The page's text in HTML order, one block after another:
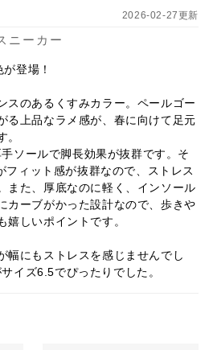
2026-02-27更新
ニーカー
登場！
スのあるくすみカラー。ペールゴー
る上品なラメ感が、春に向けて足元
。
ソールで脚長効果が抜群です。そ
ィット感が抜群なので、ストレス
また、厚底なのに軽く、インソール
カーブがかった設計なので、歩きや
嬉しいポイントです。
幅にもストレスを感じませんでし
イズ6.5でぴったりでした。